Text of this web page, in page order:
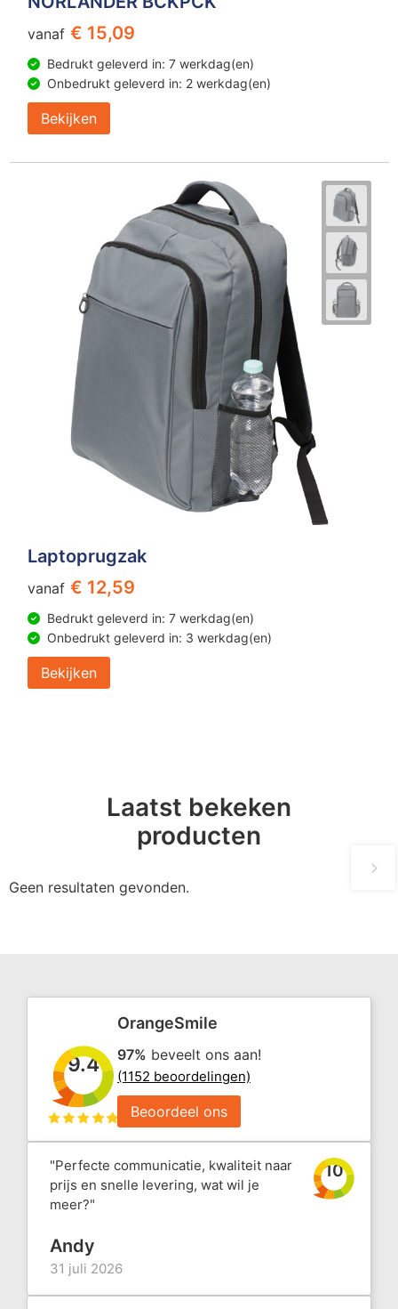
vanaf € 15,09
Bedrukt geleverd in: 7 werkdag(en)
Onbedrukt geleverd in: 2 werkdag(en)
Bekijken
Laptoprugzak
vanaf € 12,59
Bedrukt geleverd in: 7 werkdag(en)
Onbedrukt geleverd in: 3 werkdag(en)
Bekijken
Laatst bekeken
producten
Geen resultaten gevonden.
9.4
OrangeSmile
97% beveelt ons aan!
(1152 beoordelingen)
Beoordeel ons
"Perfecte communicatie, kwaliteit naar
prijs en snelle levering, wat wil je
meer?"
10
Andy
31 juli 2026